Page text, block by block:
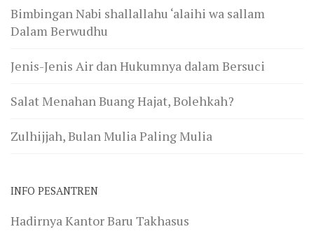
Bimbingan Nabi shallallahu ‘alaihi wa sallam
Dalam Berwudhu
Jenis-Jenis Air dan Hukumnya dalam Bersuci
Salat Menahan Buang Hajat, Bolehkah?
Zulhijjah, Bulan Mulia Paling Mulia
INFO PESANTREN
Hadirnya Kantor Baru Takhasus